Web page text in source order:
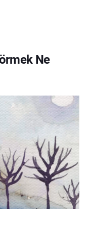
Ne